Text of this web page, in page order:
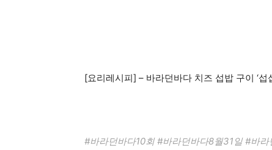
[요리레시피] – 바라던바다 치즈 섭밥 구이 ‘섭
#바라던바다10회 #바라던바다8월31일 #바